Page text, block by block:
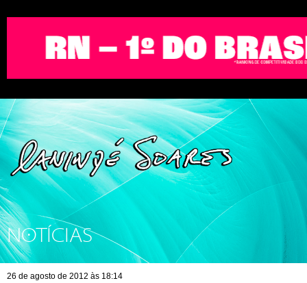
NOTÍCIAS
26 de agosto de 2012 às 18:14